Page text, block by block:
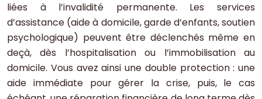
liées à l’invalidité permanente. Les services
d’assistance (aide à domicile, garde d’enfants, soutien
psychologique) peuvent être déclenchés même en
deçà, dès l’hospitalisation ou l’immobilisation au
domicile. Vous avez ainsi une double protection : une
aide immédiate pour gérer la crise, puis, le cas